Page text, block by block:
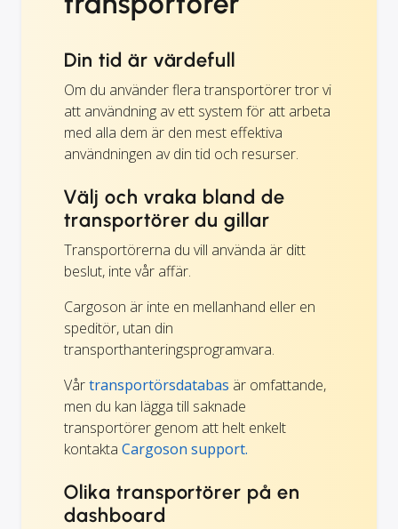
Din tid är värdefull
Om du använder flera transportörer tror vi
att användning av ett system för att arbeta
med alla dem är den mest effektiva
användningen av din tid och resurser.
Välj och vraka bland de
transportörer du gillar
Transportörerna du vill använda är ditt
beslut, inte vår affär.
Cargoson är inte en mellanhand eller en
speditör, utan din
transporthanteringsprogramvara.
Vårtransportörsdatabas är omfattande,
men du kan lägga till saknade
transportörer genom att helt enkelt
kontakta Cargoson support.
Olika transportörer på en
dashboard